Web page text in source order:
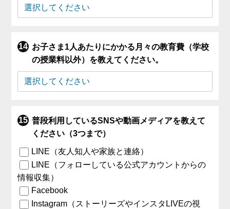
お子さま1人あたりにかかる月々の教育費（学校
の授業料以外）を教えてください。
普段利用しているSNSや動画メディアを教えて
ください（3つまで）
LINE（友人知人や家族と連絡）
LINE（フォローしている公式アカウントからの
情報収集）
Facebook
Instagram（ストーリーズやインスタLIVEの視